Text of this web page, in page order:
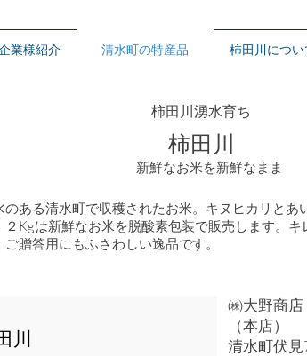
業様紹介 清水町の特産品 柿田川につい
​柿田川湧水育ち
​柿田川
​新鮮なお米を新鮮なまま
のある清水町で​収穫されたお米。キヌヒカリとあ
２Kgは新鮮なお米を脱酸素包装で販売します。
贈答用にもふさわしい逸品です。
川
㈱大野商店
（本店）
清水町伏